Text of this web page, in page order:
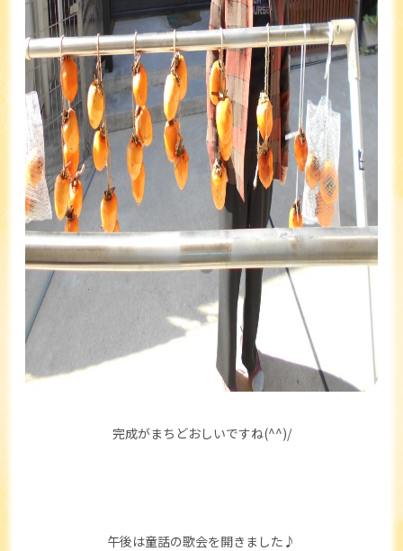
完成がまちどおしいですね(^^)/
午後は童話の歌会を開きました♪